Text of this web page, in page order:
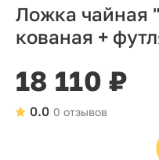
Ложка чайная
кованая +
18 110 ₽
0 отзывов
0.0